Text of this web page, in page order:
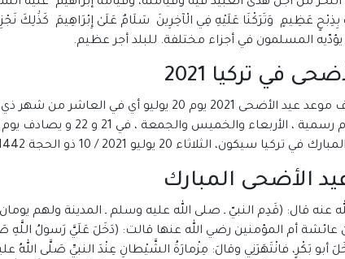
من أجل هدى العبيد فيه وقيامته، وقيامة إبراهيم عليه
يؤدّيه المسلمون في أجزاء مختلفة. للبلد أجر عظيم.
في تركيا 2021
والخميس والجمعة ، في 21 و 22 و يصادف يوم الجمعة 23 يوليو ثورة 23 يوليو.
سيكون، الثلاثاء 20 يوليو 2021 / 10 ذو الحجة 1442
الأضحى المبارك
قال: (قَدِم النبيّ ـ صلى الله عليه وسلم ـ المدينة ولهم
عن عائشة أم المؤمنين رضي الله عنها قالت: (دَخَلَ عَلَيَّ رَسولُ
أبو بَكْرٍ، فانْتَهَرَنِي وقالَ: مِزْمارَةُ الشَّيْطانِ عِنْدَ النبيِّ صَلَّى